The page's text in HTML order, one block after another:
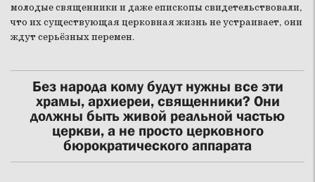
молодые священники и даже епископы свидетельствовали,
что их существующая церковная жизнь не устраивает, они
ждут серьёзных перемен.
Без народа кому будут нужны все эти
храмы, архиереи, священники? Они
должны быть живой реальной частью
церкви, а не просто церковного
бюрократического аппарата